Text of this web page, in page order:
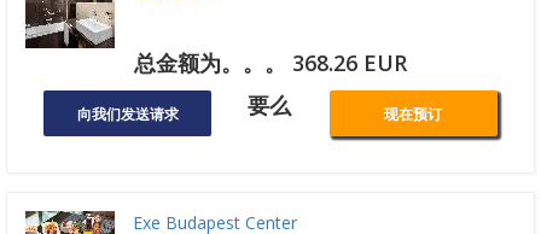
总金额为。。。 368.26 EUR
向我们发送请求 要么 现在预订
Exe Budapest Center